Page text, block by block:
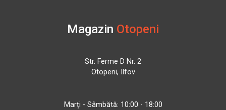
Magazin Otopeni
Str. Ferme D Nr. 2
Otopeni, Ilfov
Marți - Sâmbătă: 10:00 - 18:00